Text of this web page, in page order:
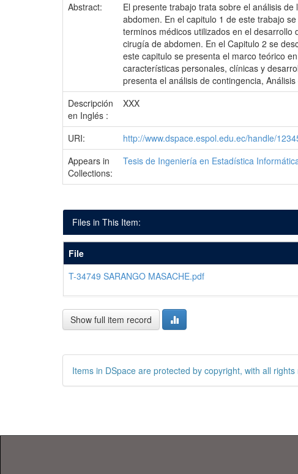
Abstract:
El presente trabajo trata sobre el análisis
abdomen. En el capitulo 1 de este trabajo
terminos médicos utilizados en el
cirugía de abdomen. En el Capitulo 2 se
este capitulo se presenta el marco teórico
características personales, clínicas y
presenta el análisis de contingencia,
Descripción
en Inglés :
XXX
URI:
http://www.dspace.espol.edu.ec/handle/
Appears in
Collections:
Tesis de Ingeniería en Estadística
Files in This Item:
File
T-34749 SARANGO MASACHE.pdf
Show full item record
Items in DSpace are protected by copyright, with all